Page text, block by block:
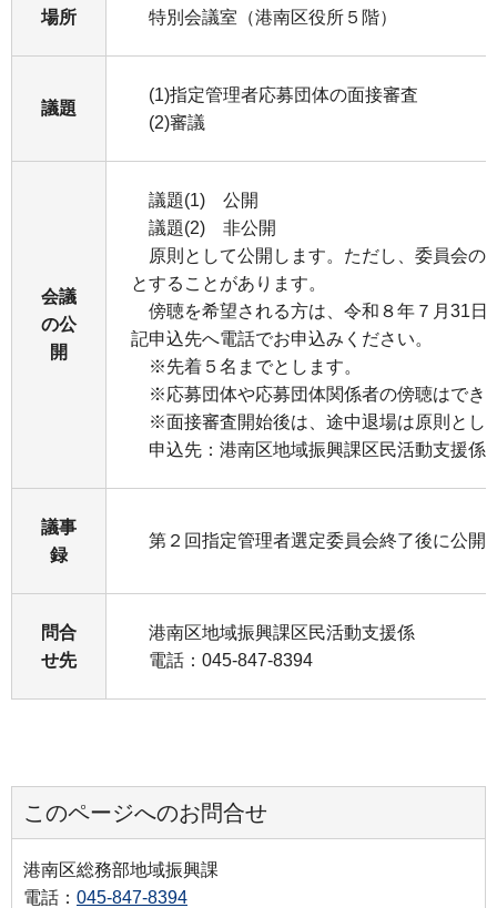
場所 特別会議室（港南区役所５階）
議題
(1)指定管理者応募団体の面接審査
(2)審議
会議
の公
開
議題(1) 公開
議題(2) 非公開
原則として公開します。ただし、委員会の
とすることがあります。
傍聴を希望される⽅は、令和８年７⽉31⽇
記申込先へ電話でお申込みください。
※先着５名までとします。
※応募団体や応募団体関係者の傍聴はでき
※面接審査開始後は、途中退場は原則とし
申込先：港南区地域振興課区民活動支援係
議事
録
第２回指定管理者選定委員会終了後に公開
問合
せ先
港南区地域振興課区⺠活動⽀援係
電話：045-847-8394
このページへのお問合せ
港南区総務部地域振興課
電話： 045-847-8394